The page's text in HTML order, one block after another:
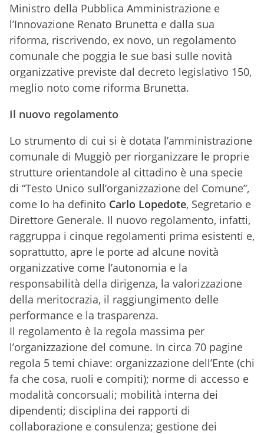
Ministro della Pubblica Amministrazione e
l’Innovazione Renato Brunetta e dalla sua
riforma, riscrivendo, ex novo, un regolamento
comunale che poggia le sue basi sulle novità
organizzative previste dal decreto legislativo 150,
meglio noto come riforma Brunetta.
Il nuovo regolamento
Lo strumento di cui si è dotata l’amministrazione
comunale di Muggiò per riorganizzare le proprie
strutture orientandole al cittadino è una specie
di “Testo Unico sull’organizzazione del Comune”,
come lo ha definito Carlo Lopedote, Segretario e
Direttore Generale. Il nuovo regolamento, infatti,
raggruppa i cinque regolamenti prima esistenti e,
soprattutto, apre le porte ad alcune novità
organizzative come l’autonomia e la
responsabilità della dirigenza, la valorizzazione
della meritocrazia, il raggiungimento delle
performance e la trasparenza.
Il regolamento è la regola massima per
l’organizzazione del comune. In circa 70 pagine
regola 5 temi chiave: organizzazione dell’Ente (chi
fa che cosa, ruoli e compiti); norme di accesso e
modalità concorsuali; mobilità interna dei
dipendenti; disciplina dei rapporti di
collaborazione e consulenza; gestione dei